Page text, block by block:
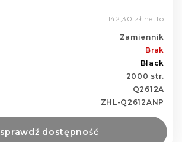
142,30 zł netto
Zamiennik
Brak
Black
2000 str.
Q2612A
ZHL-Q2612ANP
sprawdź dostępność